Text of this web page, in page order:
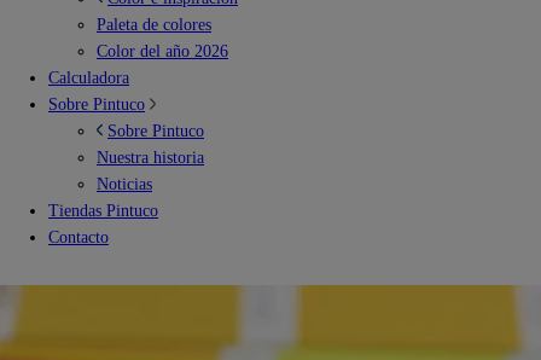
Paleta de colores
Color del año 2026
Calculadora
Sobre Pintuco
Sobre Pintuco
Nuestra historia
Noticias
Tiendas Pintuco
Contacto